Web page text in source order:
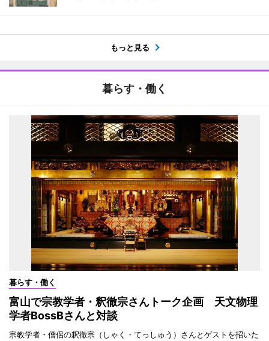
もっと見る
暮らす・働く
暮らす・働く
富山で宗教学者・釈徹宗さんトーク企画 天文物理
学者BossBさんと対談
宗教学者・僧侶の釈徹宗（しゃく・てっしゅう）さんとゲストを招いた